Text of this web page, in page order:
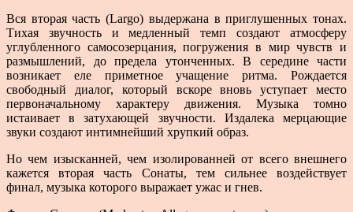
Вся вторая часть (Largo) выдержана в приглушен­ных тонах.
Тихая звучность и медленный темп создают атмосферу
углубленного самосозерцания, погружения в мир чувств и
размышлений, до предела утонченных. В середине части
возникает еле приметное учащение ритма. Рождается
свободный диалог, который вскоре вновь уступает место
первоначальному характеру дви­жения. Музыка томно
истаивает в затухающей звучно­сти. Издалека мерцающие
звуки создают интимнейший хрупкий образ.
Но чем изысканней, чем изолированней от всего внешнего
кажется вторая часть Сонаты, тем сильнее воздействует
финал, музыка которого выражает ужас и гнев.